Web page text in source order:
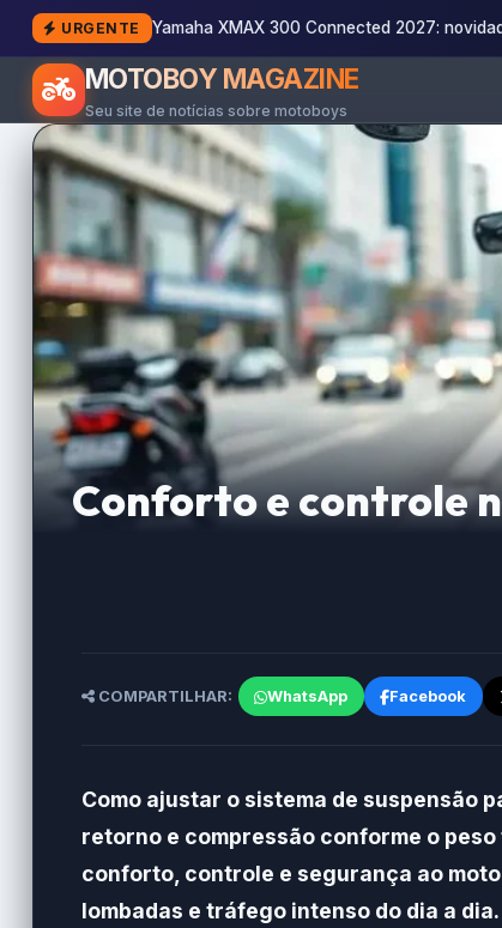
URGENTE Yamaha XMAX 300 Connected 2027:
MOTOBOY MAGAZINE
Seu site de notícias sobre motoboys
Conforto e controle
COMPARTILHAR: WhatsApp Facebook
Como ajustar o sistema de suspensão
retorno e compressão conforme o
conforto, controle e segurança ao
lombadas e tráfego intenso do dia a dia.